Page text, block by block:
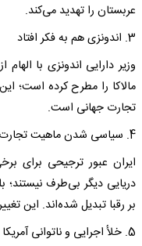
عربستان را تهدید می‌کند.
3. اندونزی هم به فکر افتاد
وزیر دارایی اندونزی با
تجارت جهانی است.
4. سیاسی شدن ماهیت تجارت جهانی
ایران عبور ترجیحی برای
دریایی دیگر بی‌طرف نیستند؛
بر رقبا تبدیل شده‌اند. این
5. خلأ اجرایی و ناتوانی آمریکا